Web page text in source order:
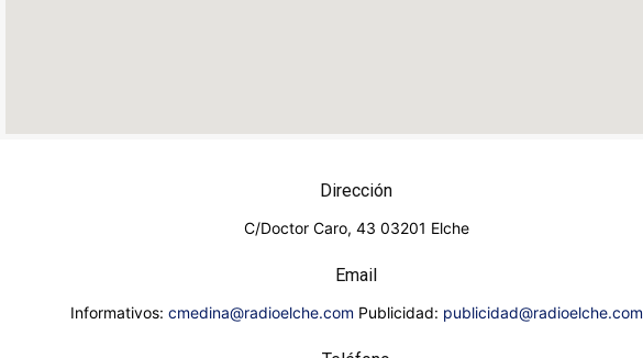
Dirección
C/Doctor Caro, 43 03201 Elche
Email
Informativos: cmedina@radioelche.com Publicidad: publicidad@radioelche.com